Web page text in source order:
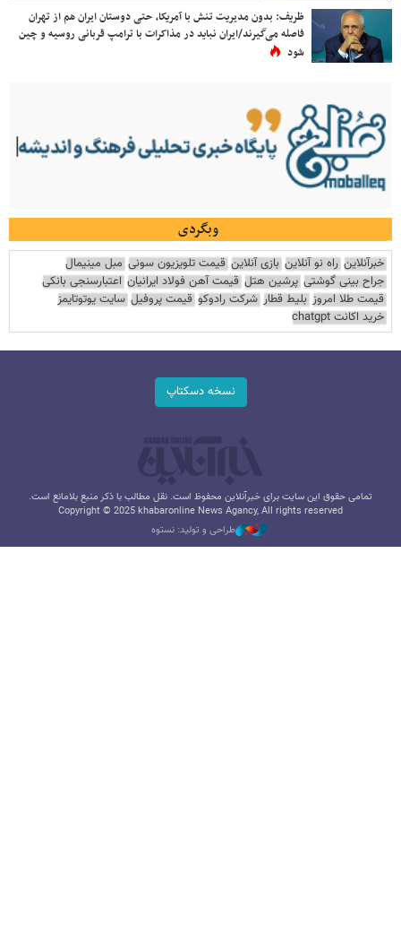
ظریف: بدون مدیریت تنش با آمریکا، حتی دوستان ایران هم از تهران
فاصله می‌گیرند/ایران نباید در مذاکرات با ترامپ قربانی روسیه و چین
شود
وبگردی
خبرآنلاین راه نو آنلاین بازی آنلاین قیمت تلویزیون سونی مبل مینیمال
جراح بینی گوشتی پرشین هتل قیمت آهن فولاد ایرانیان اعتبارسنجی بانکی
قیمت طلا امروز بلیط قطار شرکت رادوکو قیمت پروفیل سایت یوتوتایمز
خرید اکانت chatgpt
نسخه دسکتاپ
تمامی حقوق این سایت برای خبرآنلاین محفوظ است. نقل مطالب با ذکر منبع بلامانع است.
Copyright © 2025 khabaronline News Agancy, All rights reserved
طراحی و تولید: نستوه